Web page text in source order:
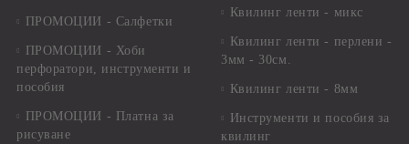
ПРОМОЦИИ - Салфетки
ПРОМОЦИИ - Хоби
перфоратори, инструменти и
пособия
ПРОМОЦИИ - Платна за
рисуване
Квилинг ленти - микс
Квилинг ленти - перлени -
3мм - 30см.
Квилинг ленти - 8мм
Инструменти и пособия за
квилинг